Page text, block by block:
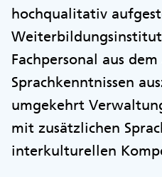
hochqualitativ
Fachpersonal aus
Sprachkenntnissen
umgekehrt
mit zusätzlichen
interkulturellen